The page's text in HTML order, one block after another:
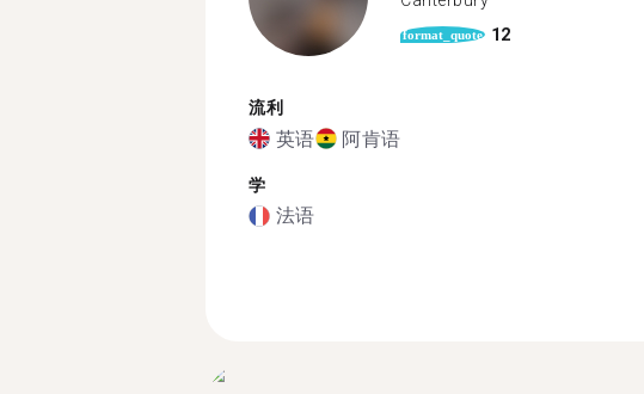
format_quote 12
流利
英语 阿肯语
学
法语